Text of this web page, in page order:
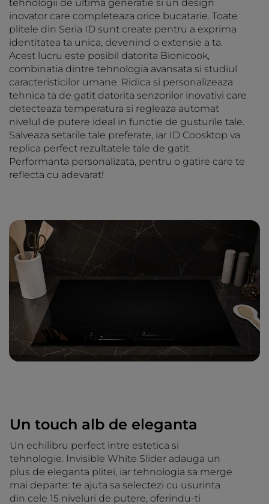
tehnologii de ultima generatie si un design
inovator care completeaza orice bucatarie. Toate
plitele din Seria ID sunt create pentru a exprima
identitatea ta unica, devenind o extensie a ta.
Acest lucru este posibil datorita Bionicook,
combinatia dintre tehnologia avansata si studiul
caracteristicilor umane. Ridica si personalizeaza
tehnica ta de gatit datorita senzorilor inovativi care
detecteaza temperatura si regleaza automat
nivelul de putere ideal in functie de gusturile tale.
Salveaza setarile tale preferate, iar ID Coosktop va
replica perfect rezultatele tale de gatit.
Performanta personalizata, pentru o gatire care te
reflecta cu adevarat!
Un touch alb de eleganta
Un echilibru perfect intre estetica si
tehnologie. Invisible White Slider adauga un
plus de eleganta plitei, iar tehnologia sa merge
mai departe: te ajuta sa selectezi cu usurinta
din cele 15 niveluri de putere, oferindu-ti